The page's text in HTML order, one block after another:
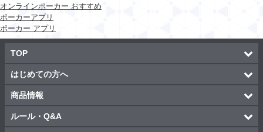
オンラインポーカー おすすめ
ポーカーアプリ
ポーカー アプリ
TOP
はじめての方へ
商品情報
ルール・Q&A